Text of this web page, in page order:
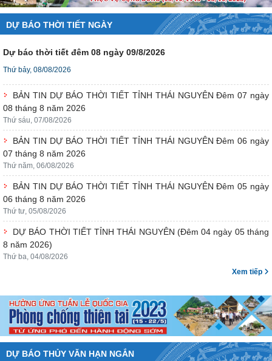
DỰ BÁO THỜI TIẾT NGÀY
Dự báo thời tiết đêm 08 ngày 09/8/2026
Thứ bảy, 08/08/2026
08 tháng 8 năm 2026
Thứ sáu, 07/08/2026
07 tháng 8 năm 2026
Thứ năm, 06/08/2026
06 tháng 8 năm 2026
Thứ tư, 05/08/2026
8 năm 2026)
Thứ ba, 04/08/2026
Xem tiếp
DỰ BÁO THỦY VĂN HẠN NGẮN